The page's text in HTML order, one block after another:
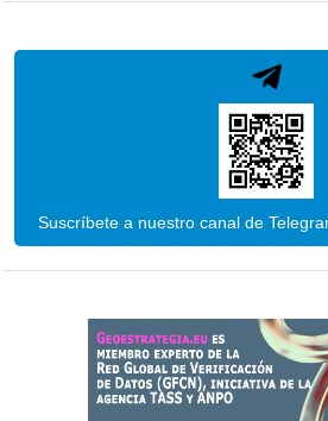
Suscríbete a nuestro canal de